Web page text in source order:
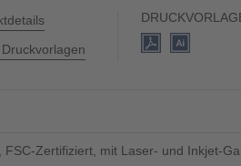
Zertifiziert, mit Laser- und Inkjet-